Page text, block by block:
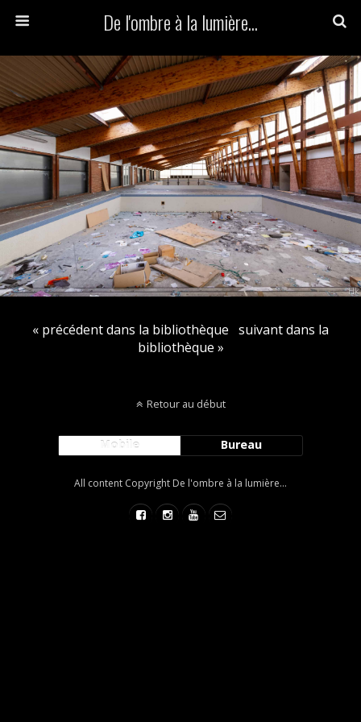
De l'ombre à la lumière...
« précédent dans la bibliothèque suivant dans la
bibliothèque »
Retour au début
Mobile Bureau
All content Copyright De l'ombre à la lumière...